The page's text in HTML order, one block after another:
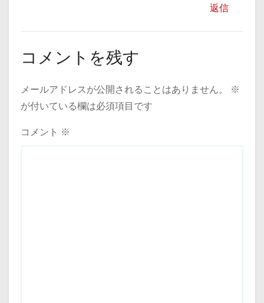
返信
コメントを残す
メールアドレスが公開されることはありません。
※
が付いている欄は必須項目です
コメント ※